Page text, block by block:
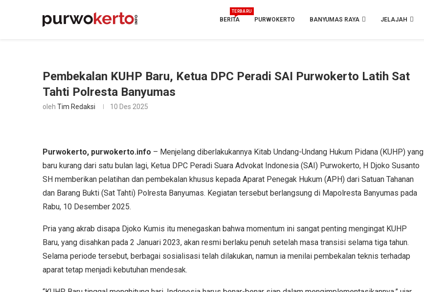
BERITA
TERBARU
PURWOKERTO BANYUMAS RAYA JELAJAH
Pembekalan KUHP Baru, Ketua DPC Peradi SAI Purwokerto Latih Sat
Tahti Polresta Banyumas
oleh Tim Redaksi 10 Des 2025
Purwokerto, purwokerto.info – Menjelang diberlakukannya Kitab Undang-Undang Hukum Pidana (KUHP) yang
baru kurang dari satu bulan lagi, Ketua DPC Peradi Suara Advokat Indonesia (SAI) Purwokerto, H Djoko Susanto
SH memberikan pelatihan dan pembekalan khusus kepada Aparat Penegak Hukum (APH) dari Satuan Tahanan
dan Barang Bukti (Sat Tahti) Polresta Banyumas. Kegiatan tersebut berlangsung di Mapolresta Banyumas pada
Rabu, 10 Desember 2025.
Pria yang akrab disapa Djoko Kumis itu menegaskan bahwa momentum ini sangat penting mengingat KUHP
Baru, yang disahkan pada 2 Januari 2023, akan resmi berlaku penuh setelah masa transisi selama tiga tahun.
Selama periode tersebut, berbagai sosialisasi telah dilakukan, namun ia menilai pembekalan teknis terhadap
aparat tetap menjadi kebutuhan mendesak.